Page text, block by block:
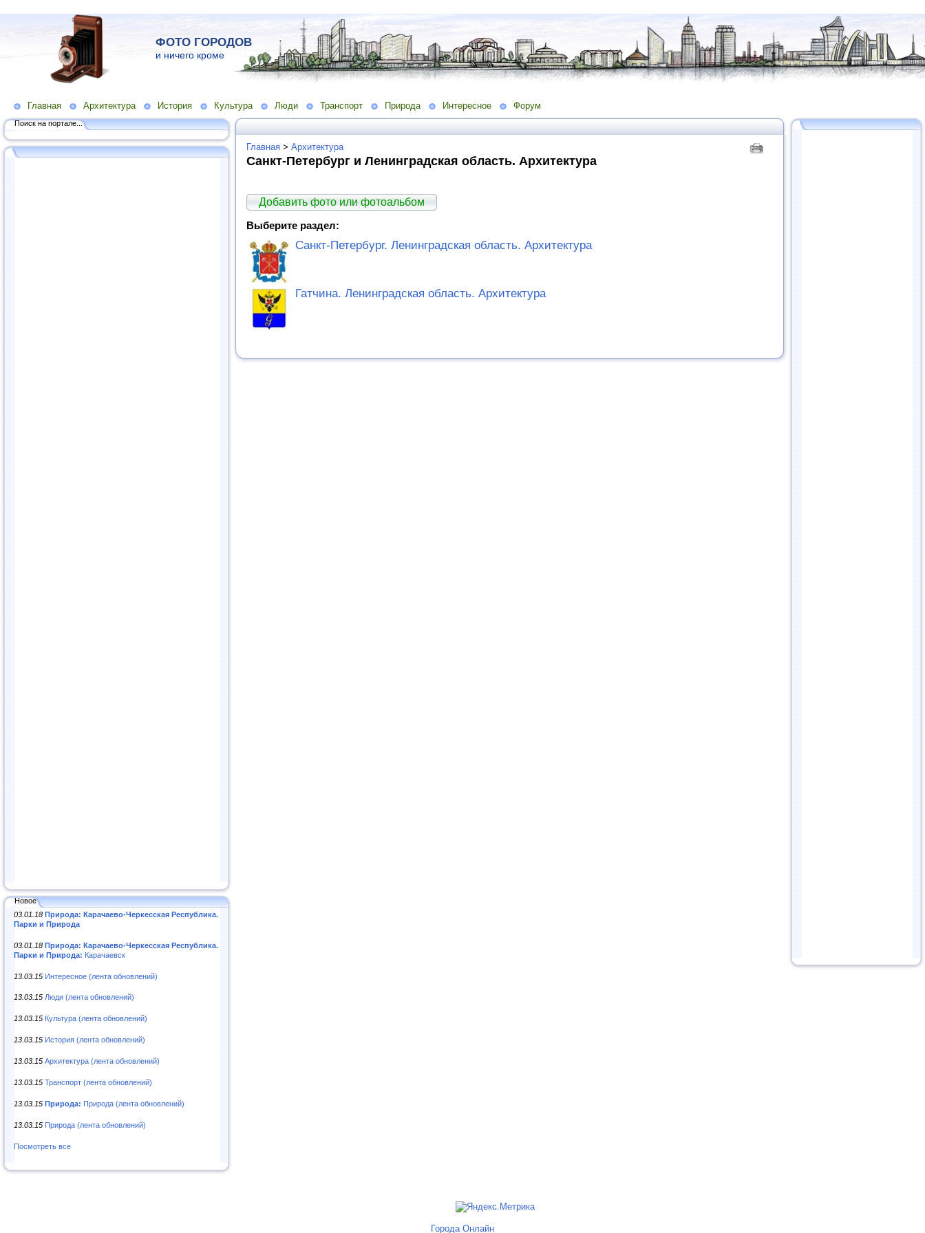
ФОТО ГОРОДОВ
и ничего кроме
Главная Архитектура История Культура Люди Транспорт Природа Интересное Форум
Поиск на портале...
Новое
03.01.18 Природа: Карачаево-Черкесская Республика.
Парки и Природа
03.01.18 Природа: Карачаево-Черкесская Республика.
Парки и Природа: Карачаевск
13.03.15 Интересное (лента обновлений)
13.03.15 Люди (лента обновлений)
13.03.15 Культура (лента обновлений)
13.03.15 История (лента обновлений)
13.03.15 Архитектура (лента обновлений)
13.03.15 Транспорт (лента обновлений)
13.03.15 Природа: Природа (лента обновлений)
13.03.15 Природа (лента обновлений)
Посмотреть все
Главная > Архитектура
Санкт-Петербург и Ленинградская область. Архитектура
Добавить фото или фотоальбом
Выберите раздел:
Санкт-Петербург. Ленинградская область. Архитектура
Гатчина. Ленинградская область. Архитектура
Города Онлайн